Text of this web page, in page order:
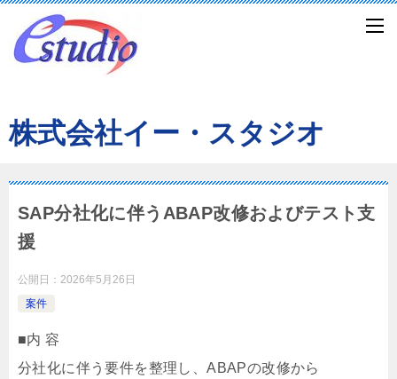
株式会社イー・スタジオ
SAP分社化に伴うABAP改修およびテスト支
援
公開日： 2026年5月26日
案件
■内 容
分社化に伴う要件を整理し、ABAPの改修から